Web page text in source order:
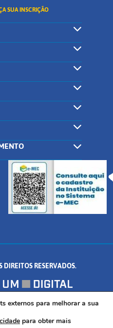
SUA INSCRIÇÃO
RESERVADOS.
FORMIGA/MG - CEP:
externos para melhorar a sua
para obter mais